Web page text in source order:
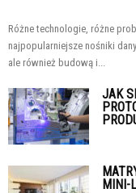
Różne technologie, różne
najpopularniejsze nośniki
ale również budową i...
JAK
MINI-